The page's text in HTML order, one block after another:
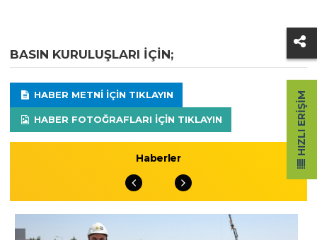
BASIN KURULUŞLARI IÇIN;
HABER METNI IÇIN TIKLAYIN
HABER FOTOĞRAFLARI IÇIN TIKLAYIN
Haberler HIZLI ERIŞIM